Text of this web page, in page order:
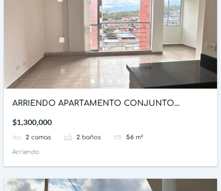
ARRIENDO APARTAMENTO CONJUNTO
$1,300,000
2 camas 2 baños 56 m²
Arriendo